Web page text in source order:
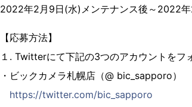
2022年2月9日(水)メンテナンス後～2022
【応募方法】
１. Twitterにて下記の3つのアカウントをフ
・ビックカメラ札幌店（@ bic_sapporo）
https://twitter.com/bic_sapporo